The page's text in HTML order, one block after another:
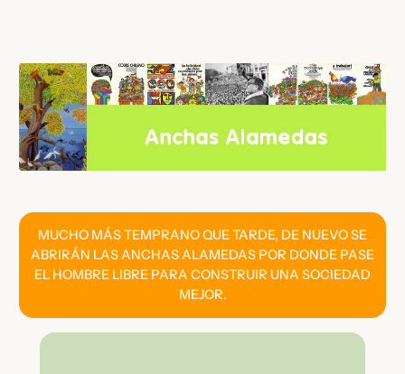
contenido
MUCHO MÁS TEMPRANO QUE TARDE, DE NUEVO SE
ABRIRÁN LAS ANCHAS ALAMEDAS POR DONDE PASE
EL HOMBRE LIBRE PARA CONSTRUIR UNA SOCIEDAD
MEJOR.